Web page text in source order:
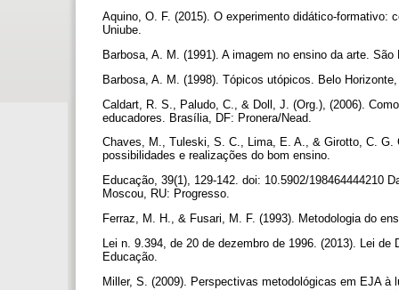
Aquino, O. F. (2015). O experimento didático-formativo:
Uniube.
Barbosa, A. M. (1991). A imagem no ensino da arte.
Barbosa, A. M. (1998). Tópicos utópicos. Belo
Caldart, R. S., Paludo, C., & Doll, J. (Org.), (2006).
educadores. Brasília, DF: Pronera/Nead.
Chaves, M., Tuleski, S. C., Lima, E. A., & Girotto, C. G.
possibilidades e realizações do bom ensino.
Educação, 39(1), 129-142. doi: 10.5902/198464444210
Moscou, RU: Progresso.
Ferraz, M. H., & Fusari, M. F. (1993). Metodologia do
Lei n. 9.394, de 20 de dezembro de 1996. (2013). Lei
Educação.
Miller, S. (2009). Perspectivas metodológicas em EJA